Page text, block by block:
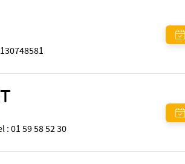
:01 59 58 52 30